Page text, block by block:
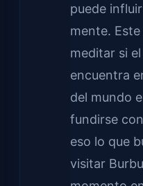
puede
mente.
meditar si
encuentra
del mundo
fundirse
eso lo que
visitar